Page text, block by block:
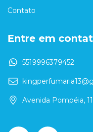
Contato
Entre em
5519996379452
Avenida Pompéia,